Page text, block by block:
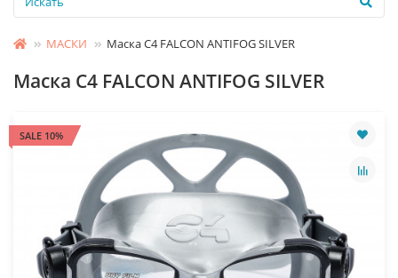
МАСКИ Маска C4 FALCON ANTIFOG SILVER
Маска C4 FALCON ANTIFOG SILVER
SALE 10%